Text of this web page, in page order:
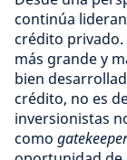
continúa
crédito privado.
más grande y
bien
crédito, no es
inversionistas
como